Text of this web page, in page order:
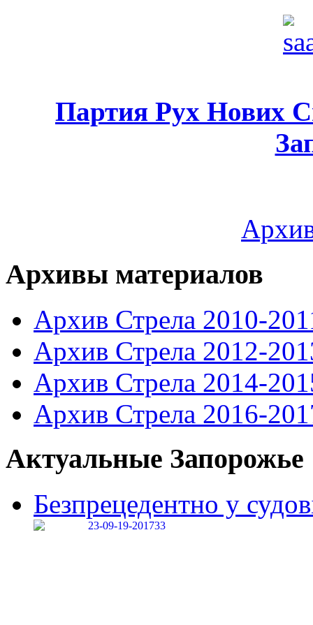
Партия Рух Нових
Архивы материалов
Архив Стрела 2010-
Архив Стрела 2012-
Архив Стрела 2014-
Архив Стрела 2016-
Актуальные Запорожье
Безпрецедентно у